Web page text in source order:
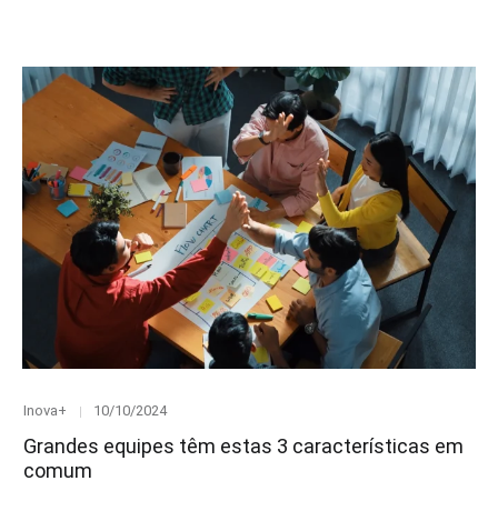
Category
Inova+
Posted
10/10/2024
Grandes equipes têm estas 3 características em
comum